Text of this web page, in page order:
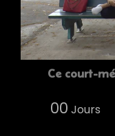
Ce court-
00 Jours